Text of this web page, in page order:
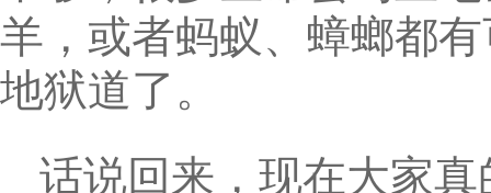
羊，或者蚂蚁、蟑螂都
地狱道了。
话说回来，现在大家